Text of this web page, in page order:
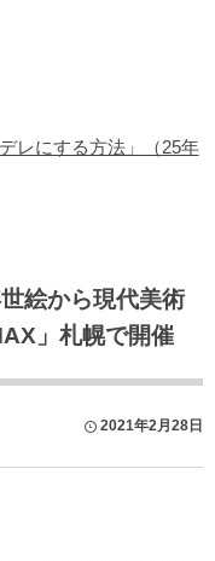
レにする方法」（25年
絵から現代美術
」札幌で開催
2021年2月28日